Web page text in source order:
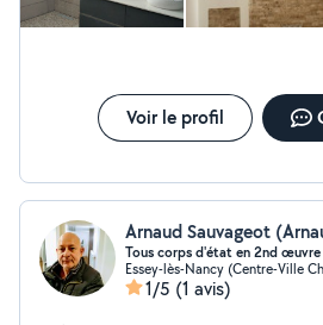
Voir le profil
Arnaud Sauvageot
Tous corps d'état en 2nd œuvre
Essey-lès-Nancy (Centre-Ville
1/5 (1 avis)